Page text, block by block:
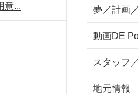
意...
夢／計画
動画DE
スタッフ
地元情報